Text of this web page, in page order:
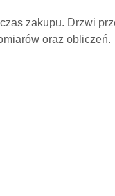
zakupu. Drzwi
oraz obliczeń.